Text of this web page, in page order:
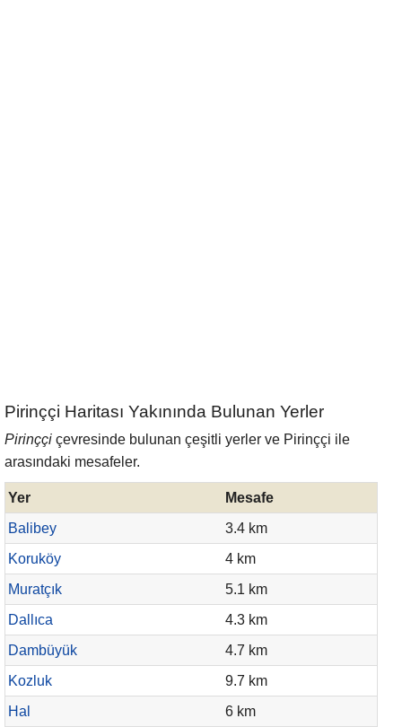
Pirinççi Haritası Yakınında Bulunan Yerler
Pirinççi çevresinde bulunan çeşitli yerler ve Pirinççi ile
arasındaki mesafeler.
Yer
Mesafe
Balibey
3.4 km
Koruköy
4 km
Muratçık
5.1 km
Dallıca
4.3 km
Dambüyük
4.7 km
Kozluk
9.7 km
Hal
6 km